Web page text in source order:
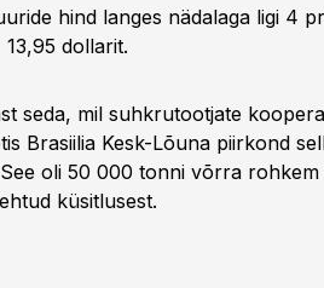
hind langes nädalaga ligi 4
dollarit.
seda, mil suhkrutootjate
Brasiilia Kesk-Lõuna piirkond
oli 50 000 tonni võrra
küsitlusest.